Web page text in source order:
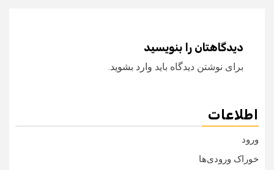
دیدگاهتان را بنویسید
برای نوشتن دیدگاه باید وارد بشوید.
اطلاعات
ورود
خوراک ورودی‌ها